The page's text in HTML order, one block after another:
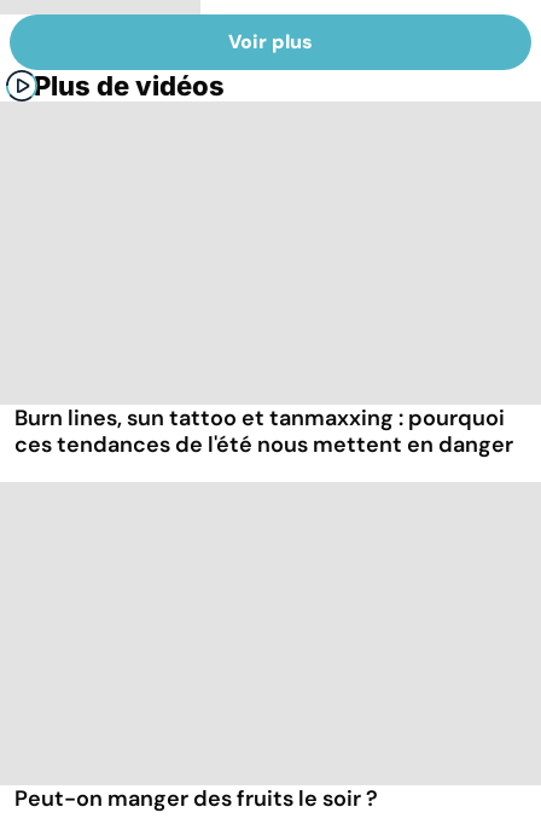
Voir plus
Plus de vidéos
Burn lines, sun tattoo et tanmaxxing : pourquoi
ces tendances de l'été nous mettent en danger
Peut-on manger des fruits le soir ?